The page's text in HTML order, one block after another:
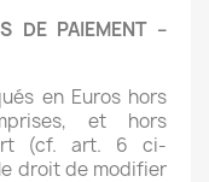
DE PAIEMENT –
en Euros hors
et hors
(cf. art. 6 ci-
droit de modifier